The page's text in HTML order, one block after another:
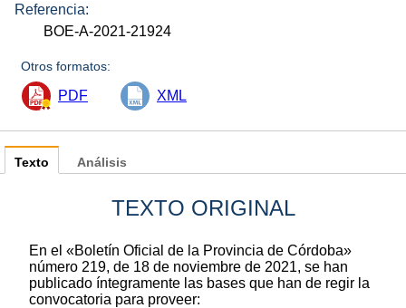
Referencia:
BOE-A-2021-21924
Otros formatos:
PDF XML
Texto
TEXTO ORIGINAL
En el «Boletín Oficial de la Provincia de Córdoba»
número 219, de 18 de noviembre de 2021, se han
publicado íntegramente las bases que han de regir la
convocatoria para proveer:
Análisis